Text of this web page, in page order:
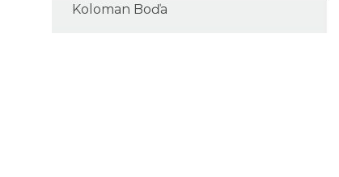
Koloman Boďa